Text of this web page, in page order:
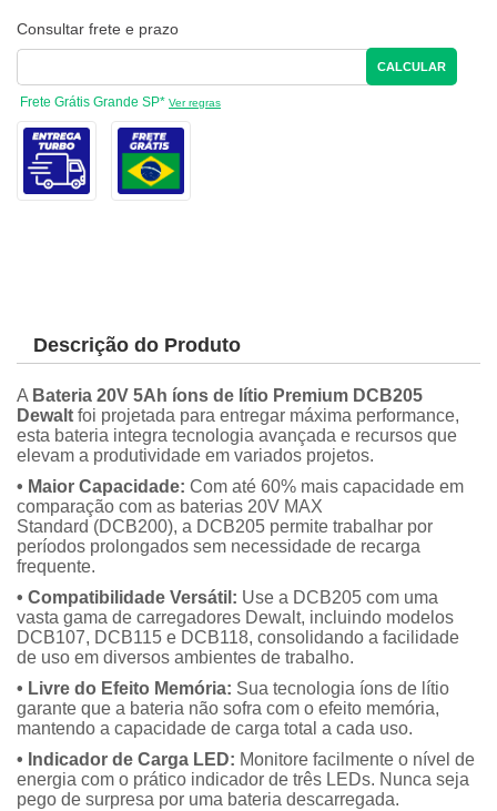
Consultar frete e prazo
CALCULAR
Frete Grátis Grande SP* Ver regras
Descrição do Produto
A Bateria 20V 5Ah íons de lítio Premium DCB205
Dewalt foi projetada para entregar máxima performance,
esta bateria integra tecnologia avançada e recursos que
elevam a produtividade em variados projetos.
• Maior Capacidade: Com até 60% mais capacidade em
comparação com as baterias 20V MAX
Standard (DCB200), a DCB205 permite trabalhar por
períodos prolongados sem necessidade de recarga
frequente.
• Compatibilidade Versátil: Use a DCB205 com uma
vasta gama de carregadores Dewalt, incluindo modelos
DCB107, DCB115 e DCB118, consolidando a facilidade
de uso em diversos ambientes de trabalho.
• Livre do Efeito Memória: Sua tecnologia íons de lítio
garante que a bateria não sofra com o efeito memória,
mantendo a capacidade de carga total a cada uso.
• Indicador de Carga LED: Monitore facilmente o nível de
energia com o prático indicador de três LEDs. Nunca seja
pego de surpresa por uma bateria descarregada.